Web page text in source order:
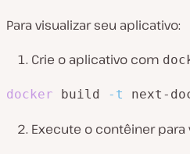
Para visualizar seu aplicativo:
Crie o aplicativo com
docker build -t next-
Execute o contêiner para